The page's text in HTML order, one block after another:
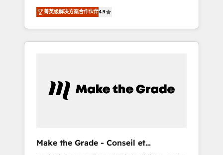
🪴 - Sales Hub: More implementations than
any other Partner 💻 - Migrations: We convert
Salesforce addicts to HubSpot evangelists 🧡
Don't hire a marketing agency for an Ops
aux vrais défis : • Intégration de HubSpot
avec d’autres outils (ERP, téléphonie, etc.) •
Alignement des équipes grâce à un outil et
des données partagées • Amélioration de la
Notre équipe de 30 consultants certifiés
HubSpot aborde chaque projet avec un
objectifs d’entreprise. Grâce à une
菁英级解决方案合作伙伴4.9
Make the Grade - Conseil et
intégrateur HubSpot